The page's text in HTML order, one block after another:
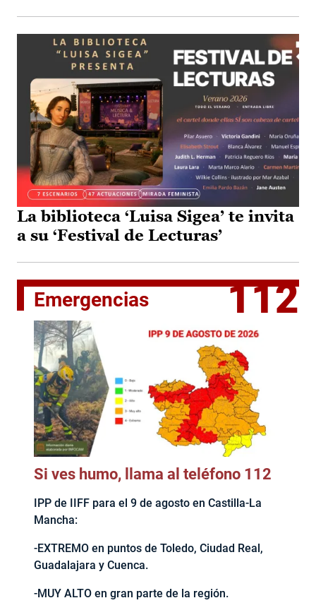
La biblioteca ‘Luisa Sigea’ te invita
a su ‘Festival de Lecturas’
Emergencias 112
Si ves humo, llama al teléfono 112
IPP de IIFF para el 9 de agosto en Castilla-La
Mancha:
-EXTREMO en puntos de Toledo, Ciudad Real,
Guadalajara y Cuenca.
-MUY ALTO en gran parte de la región.